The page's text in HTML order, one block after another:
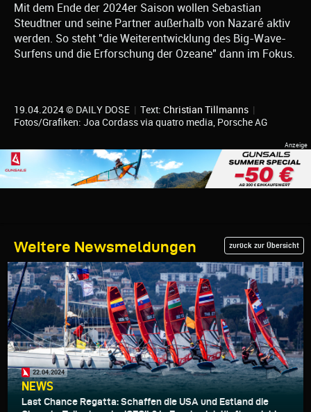
Mit dem Ende der 2024er Saison wollen Sebastian
Steudtner und seine Partner außerhalb von Nazaré aktiv
werden. So steht "die Weiterentwicklung des Big-Wave-
Surfens und die Erforschung der Ozeane" dann im Fokus.
19.04.2024 © DAILY DOSE | Text: Christian Tillmanns |
Fotos/Grafiken: Joa Cordass via quatro media, Porsche AG
Weitere Newsmeldungen zurück zur Übersicht
22.04.2024
NEWS
Last Chance Regatta: Schaffen die USA und Estland die